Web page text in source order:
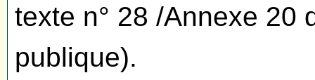
texte n° 28 /Annexe 20
publique).